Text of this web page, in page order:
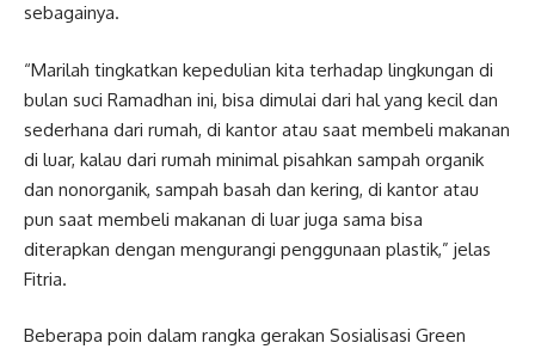
sebagainya.
“Marilah tingkatkan kepedulian kita terhadap lingkungan di
bulan suci Ramadhan ini, bisa dimulai dari hal yang kecil dan
sederhana dari rumah, di kantor atau saat membeli makanan
di luar, kalau dari rumah minimal pisahkan sampah organik
dan nonorganik, sampah basah dan kering, di kantor atau
pun saat membeli makanan di luar juga sama bisa
diterapkan dengan mengurangi penggunaan plastik,” jelas
Fitria.
Beberapa poin dalam rangka gerakan Sosialisasi Green